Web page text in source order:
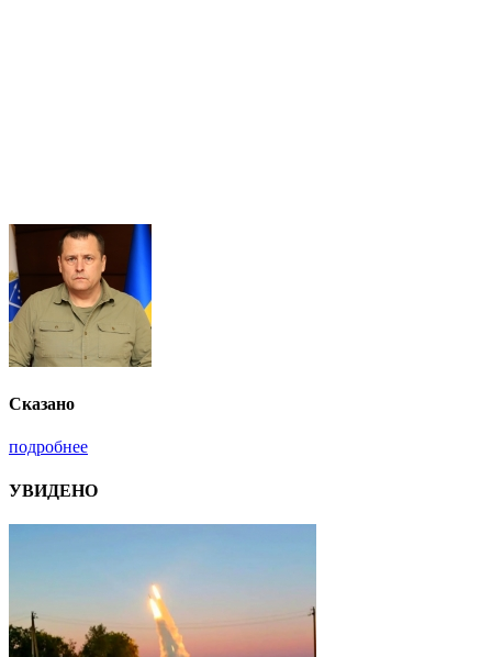
Сказано
подробнее
УВИДЕНО